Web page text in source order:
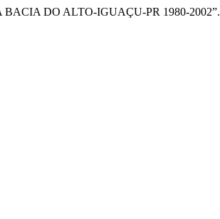
DO ALTO-IGUAÇU-PR 1980-2002”.